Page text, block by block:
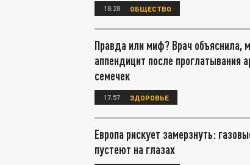
18:28 ОБЩЕСТВО
Правда или миф? Врач объяснила,
аппендицит после проглатывания
семечек
17:57 ЗДОРОВЬЕ
Европа рискует замерзнуть:
пустеют на глазах